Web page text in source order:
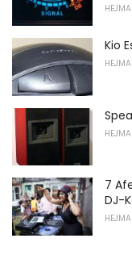
Kio
7
DJ-